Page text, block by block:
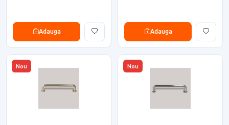
Adauga Adauga
Nou Nou